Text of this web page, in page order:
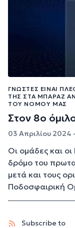
ΓΝΩΣΤΈΣ ΕΊΝΑΙ
ΤΗΣ ΣΤΑ ΜΠΑΡΆΖ
ΤΟΥ ΝΟΜΟΎ ΜΑΣ
Στον 8ο
03 Απριλίου 2024
Οι ομάδες και
δρόμο του
μετά και τους
Ποδοσφαιρική
Subscribe to